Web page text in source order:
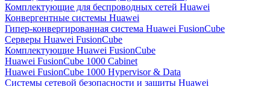
Комплектующие для беспроводных сетей Huawei
Конвергентные системы Huawei
Гипер-конвергированная система Huawei FusionCube
Серверы Huawei FusionCube
Комплектующие Huawei FusionCube
Huawei FusionCube 1000 Cabinet
Huawei FusionCube 1000 Hypervisor & Data
Системы сетевой безопасности и защиты Huawei